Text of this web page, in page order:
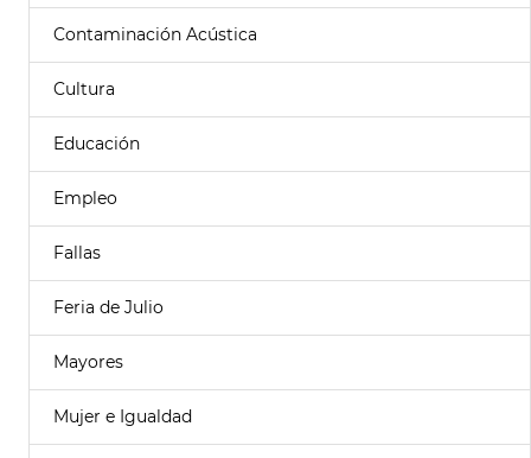
Contaminación Acústica
Cultura
Educación
Empleo
Fallas
Feria de Julio
Mayores
Mujer e Igualdad